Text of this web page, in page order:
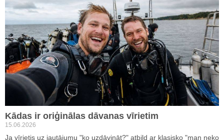
Kādas ir oriģinālas dāvanas vīrietim
15.06.2026
Ja vīrietis uz jautājumu "ko uzdāvināt?" atbild ar klasisko "man neko